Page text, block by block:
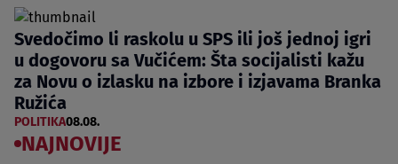
Svedočimo li raskolu u SPS ili još jednoj igri
u dogovoru sa Vučićem: Šta socijalisti kažu
za Novu o izlasku na izbore i izjavama Branka
Ružića
POLITIKA08.08.
NAJNOVIJE